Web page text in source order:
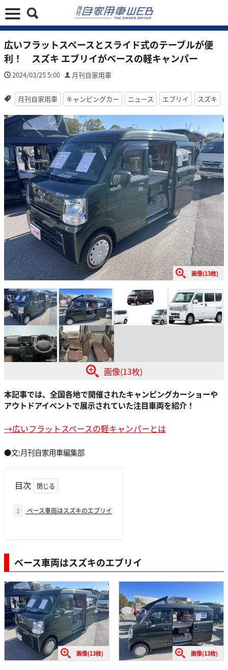
広いフラットスペースとスライド式のテーブルが便
利！ スズキ エブリイがベースの軽キャンパー
2024/03/25 5:00 月刊自家用車
月刊自家用車 キャンピングカー ニュース エブリイ スズキ
画像(13枚)
画像(13枚)
本記事では、全国各地で開催されたキャンピングカーショーや
アウトドアイベントで展示されていた注目車両を紹介！
→広いフラットスペースの軽キャンパーとは
●文:月刊自家用車編集部
目次
1 ベース車両はスズキのエブリイ
ベース車両はスズキのエブリイ
画像(13枚) 画像(13枚)